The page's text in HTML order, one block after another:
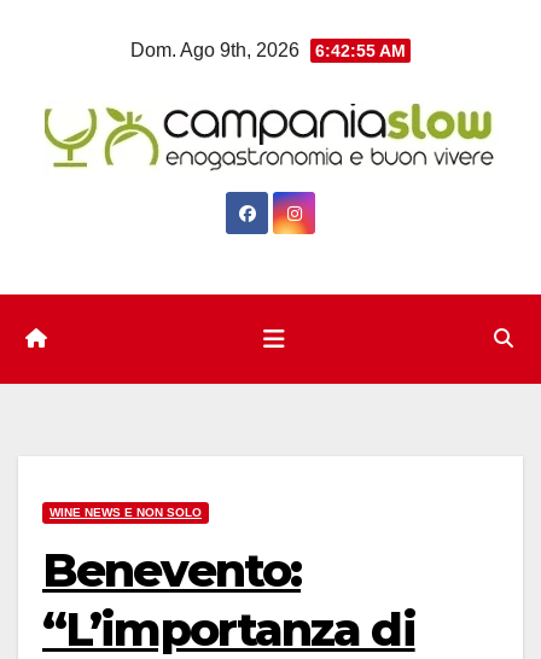
Dom. Ago 9th, 2026 6:42:56 AM
WINE NEWS E NON SOLO
Benevento:
“L’importanza di